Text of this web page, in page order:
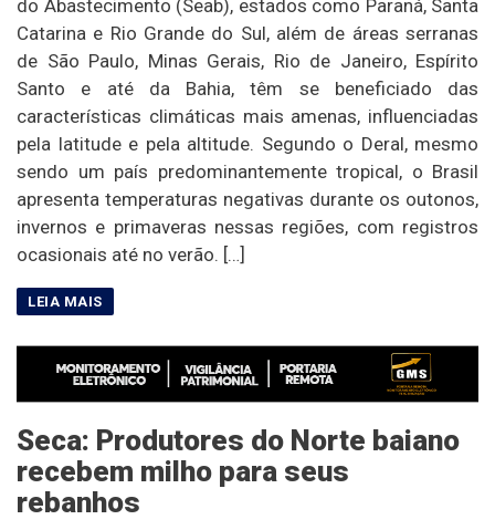
do Abastecimento (Seab), estados como Paraná, Santa
Catarina e Rio Grande do Sul, além de áreas serranas
de São Paulo, Minas Gerais, Rio de Janeiro, Espírito
Santo e até da Bahia, têm se beneficiado das
características climáticas mais amenas, influenciadas
pela latitude e pela altitude. Segundo o Deral, mesmo
sendo um país predominantemente tropical, o Brasil
apresenta temperaturas negativas durante os outonos,
invernos e primaveras nessas regiões, com registros
ocasionais até no verão. […]
Seca: Produtores do Norte baiano
recebem milho para seus
rebanhos